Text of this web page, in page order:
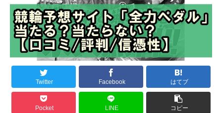
Twitter Facebook はてブ
Pocket LINE コピー